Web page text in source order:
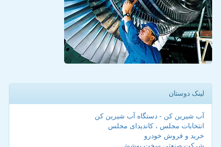
لینک دوستان
آب شیرین کن - دستگاه آب شیرین کن
انتخابات مجلس ، کاندیدای مجلس
خرید و فروش خودرو